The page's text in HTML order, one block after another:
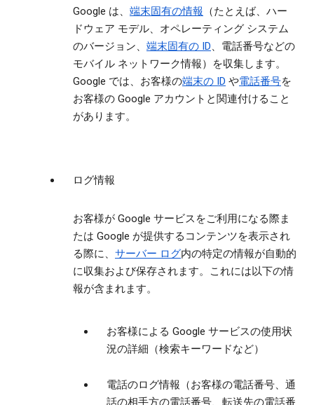
Google は、 端末固有の情報 （たとえば、ハー
ドウェア モデル、オペレーティング システム
のバージョン、 端末固有の ID、電話番号などの
モバイル ネットワーク情報）を収集します。
Google では、お客様の端末の ID や電話番号を
お客様の Google アカウントと関連付けること
があります。
ログ情報
お客様が Google サービスをご利用になる際ま
たは Google が提供するコンテンツを表示され
る際に、 サーバー ログ内の特定の情報が自動的
に収集および保存されます。これには以下の情
報が含まれます。
お客様による Google サービスの使用状
況の詳細（検索キーワードなど）
電話のログ情報（お客様の電話番号、通
話の相手方の電話番号、転送先の電話番